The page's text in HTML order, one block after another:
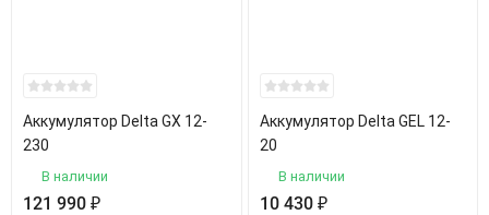
Аккумулятор Delta GX 12-
230
В наличии
121 990 ₽
Аккумулятор Delta GEL 12-
20
В наличии
10 430 ₽